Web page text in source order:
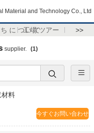
Material and Technology Co., Ltd
に つい て
工場 ツアー >>
supplier. (1)
料
今すぐお問い合わせ